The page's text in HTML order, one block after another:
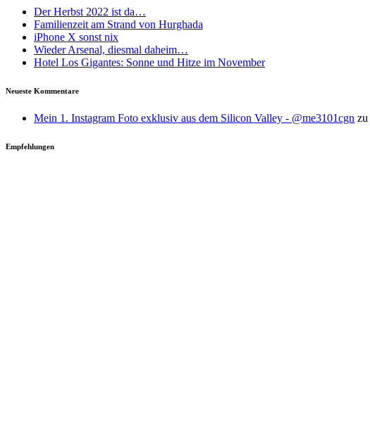
Der Herbst 2022 ist da…
Familienzeit am Strand von Hurghada
iPhone X sonst nix
Wieder Arsenal, diesmal daheim…
Hotel Los Gigantes: Sonne und Hitze im November
Neueste Kommentare
Mein 1. Instagram Foto exklusiv aus dem Silicon Valley - @me3101cgn zu
Empfehlungen